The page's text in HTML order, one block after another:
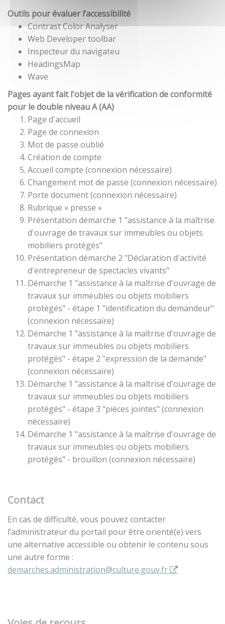
Outils pour évaluer l’accessibilité
Contrast Color Analyser
Web Developer toolbar
Inspecteur du navigateu
HeadingsMap
Wave
Pages ayant fait l'objet de la vérification de conformité
pour le double niveau A (AA)
Page d'accueil
Page de connexion
Mot de passe oublié
Création de compte
Accueil compte (connexion nécessaire)
Changement mot de passe (connexion nécessaire)
Porte document (connexion nécessaire)
Rubrique « presse »
Présentation démarche 1 "assistance à la maîtrise
d'ouvrage de travaux sur immeubles ou objets
mobiliers protégés"
Présentation démarche 2 "Déclaration d'activité
d'entrepreneur de spectacles vivants"
Démarche 1 "assistance à la maîtrise d'ouvrage de
travaux sur immeubles ou objets mobiliers
protégés" - étape 1 "identification du demandeur"
(connexion nécessaire)
Démarche 1 "assistance à la maîtrise d'ouvrage de
travaux sur immeubles ou objets mobiliers
protégés" - étape 2 "expression de la demande"
(connexion nécessaire)
Démarche 1 "assistance à la maîtrise d'ouvrage de
travaux sur immeubles ou objets mobiliers
protégés" - étape 3 "pièces jointes" (connexion
nécessaire)
Démarche 1 "assistance à la maîtrise d'ouvrage de
travaux sur immeubles ou objets mobiliers
protégés" - brouillon (connexion nécessaire)
Contact
En cas de difficulté, vous pouvez contacter
l’administrateur du portail pour être orienté(e) vers
une alternative accessible ou obtenir le contenu sous
une autre forme :
demarches.administration@culture.gouv.fr